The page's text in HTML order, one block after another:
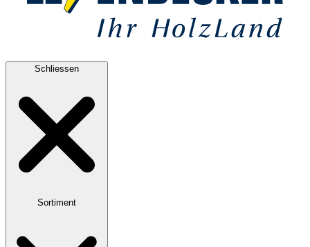
Schliessen
Sortiment